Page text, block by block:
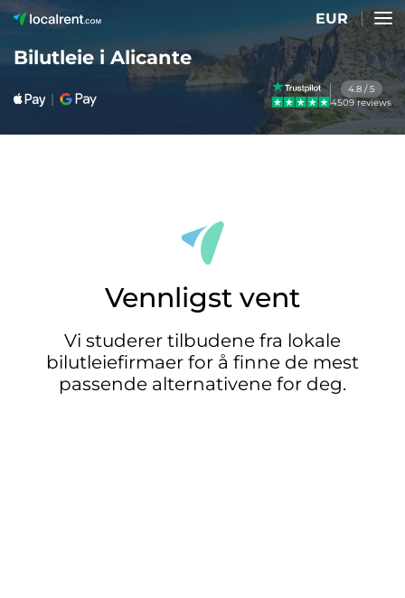
EUR
Bilutleie i Alicante
4.8 / 5
4509 reviews
Vennligst vent
Vi studerer tilbudene fra lokale
bilutleiefirmaer for å finne de mest
passende alternativene for deg.